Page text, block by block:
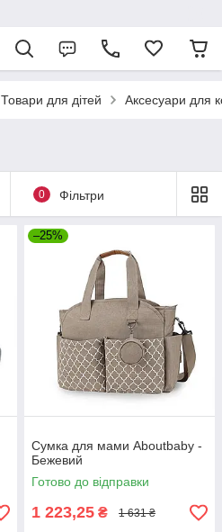
Товари для дітей Аксесуари для
0 Фільтри
–25%
Сумка для мами Aboutbaby -
Бежевий
Готово до відправки
1 223,25 ₴ 1 631 ₴